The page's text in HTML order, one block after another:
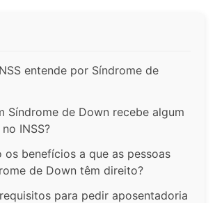
entende por Síndrome de
Síndrome de Down recebe algum
INSS?
os benefícios a que as pessoas
de Down têm direito?
para pedir aposentadoria